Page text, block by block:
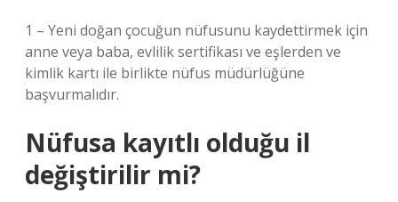
1 – Yeni doğan çocuğun nüfusunu kaydettirmek için
anne veya baba, evlilik sertifikası ve eşlerden ve
kimlik kartı ile birlikte nüfus müdürlüğüne
başvurmalıdır.
Nüfusa kayıtlı olduğu il
değiştirilir mi?